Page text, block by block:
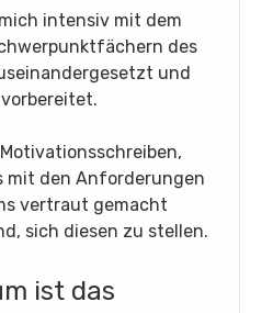
intensiv mit dem
des
und
mit den Anforderungen
vertraut gemacht
sich diesen zu stellen.
ist das